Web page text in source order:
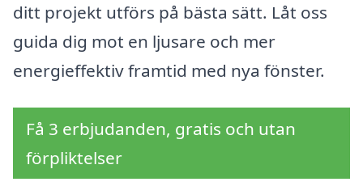
ditt projekt utförs på bästa sätt. Låt oss
guida dig mot en ljusare och mer
energieffektiv framtid med nya fönster.
Få 3 erbjudanden, gratis och utan
förpliktelser